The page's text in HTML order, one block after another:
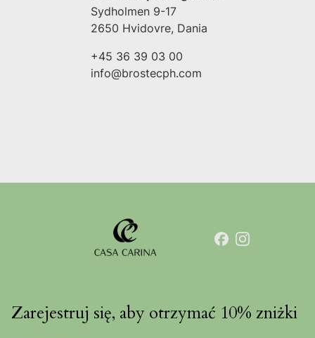
Sydholmen 9-17
2650 Hvidovre, Dania
+45 36 39 03 00
info@brostecph.com
Zarejestruj się, aby otrzymać 10% zniżki